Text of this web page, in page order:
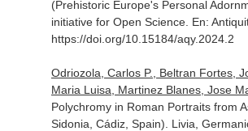
(Prehistoric Europe's Personal
initiative for Open Science. En:
https://doi.org/10.15184/aqy.2024.2
Odriozola, Carlos P., Beltran Fortes,
Maria Luisa, Martinez Blanes, Jose
Polychromy in Roman Portraits from
Sidonia, Cádiz, Spain). Livia,